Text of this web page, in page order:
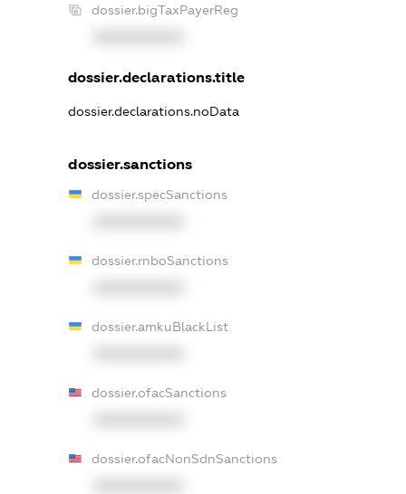
dossier.bigTaxPayerReg
dossier.declarations.title
dossier.declarations.noData
dossier.sanctions
dossier.specSanctions
dossier.rnboSanctions
dossier.amkuBlackList
dossier.ofacSanctions
dossier.ofacNonSdnSanctions